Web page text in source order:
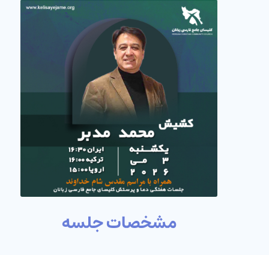
مشخصات جلسه